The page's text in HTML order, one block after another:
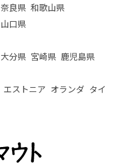
奈良県 和歌山県
山口県
大分県 宮崎県 鹿児島県
エストニア オランダ タイ